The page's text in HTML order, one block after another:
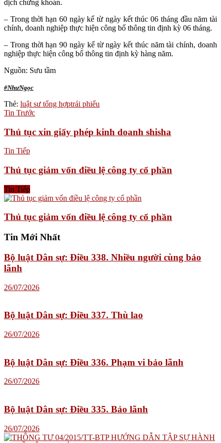
dịch chứng khoán.
– Trong thời hạn 60 ngày kể từ ngày kết thúc 06 tháng đầu năm tài
chính, doanh nghiệp thực hiện công bố thông tin định kỳ 06 tháng.
– Trong thời hạn 90 ngày kể từ ngày kết thúc năm tài chính, doanh
nghiệp thực hiện công bố thông tin định kỳ hàng năm.
Nguồn: Sưu tầm
#NhưNgọc
Thẻ: luật sư tổng hợptrái phiếu
Tin Trước
Thủ tục xin giấy phép kinh doanh shisha
Tin Tiếp
Thủ tục giảm vốn điều lệ công ty cổ phần
Tin Tiếp
Thủ tục giảm vốn điều lệ công ty cổ phần
Tin Mới Nhất
Bộ luật Dân sự: Điều 338. Nhiều người cùng bảo
lãnh
26/07/2026
Bộ luật Dân sự: Điều 337. Thù lao
26/07/2026
Bộ luật Dân sự: Điều 336. Phạm vi bảo lãnh
26/07/2026
Bộ luật Dân sự: Điều 335. Bảo lãnh
26/07/2026